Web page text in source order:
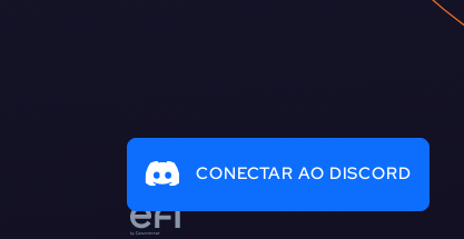
CONECTAR AO DISCORD